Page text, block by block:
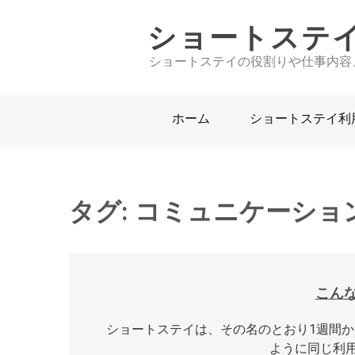
ショートステ
ショートステイの役割りや仕事内
ホーム ショートステイ
タグ: コミュニケーショ
こん
ショートステイは、その名のとおり1週間
ように同じ利